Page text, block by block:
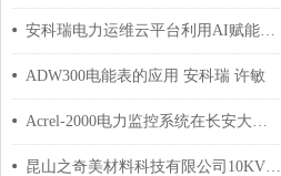
安科瑞电力运维云平台利用AI赋能，让电力运维从“看见”走向“预见”
ADW300电能表的应用 安科瑞 许敏
Acrel-2000电力监控系统在长安大学西门配电室的应用
昆山之奇美材料科技有限公司10KV变电所电能管理系统的设计与应用